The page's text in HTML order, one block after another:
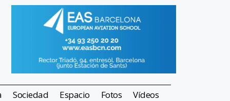
Sociedad Espacio Fotos Vídeos